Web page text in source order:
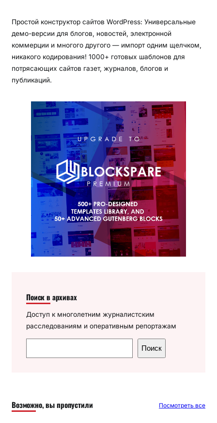
Простой конструктор сайтов WordPress: Универсальные
демо-версии для блогов, новостей, электронной
коммерции и многого другого — импорт одним щелчком,
никакого кодирования! 1000+ готовых шаблонов для
потрясающих сайтов газет, журналов, блогов и
публикаций.
Поиск в архивах
Доступ к многолетним журналистским
расследованиям и оперативным репортажам
о
Поиск
Возможно, вы пропустили Посмотреть все